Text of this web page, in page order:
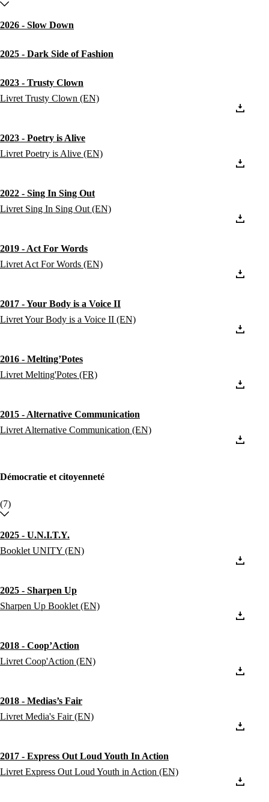
2026 - Slow Down
2025 - Dark Side of Fashion
2023 - Trusty Clown
Livret Trusty Clown (EN)
2023 - Poetry is Alive
Livret Poetry is Alive (EN)
2022 - Sing In Sing Out
Livret Sing In Sing Out (EN)
2019 - Act For Words
Livret Act For Words (EN)
2017 - Your Body is a Voice II
Livret Your Body is a Voice II (EN)
2016 - Melting’Potes
Livret Melting'Potes (FR)
2015 - Alternative Communication
Livret Alternative Communication (EN)
Démocratie et citoyenneté
(7)
2025 - U.N.I.T.Y.
Booklet UNITY (EN)
2025 - Sharpen Up
Sharpen Up Booklet (EN)
2018 - Coop’Action
Livret Coop'Action (EN)
2018 - Medias’s Fair
Livret Media's Fair (EN)
2017 - Express Out Loud Youth In Action
Livret Express Out Loud Youth in Action (EN)